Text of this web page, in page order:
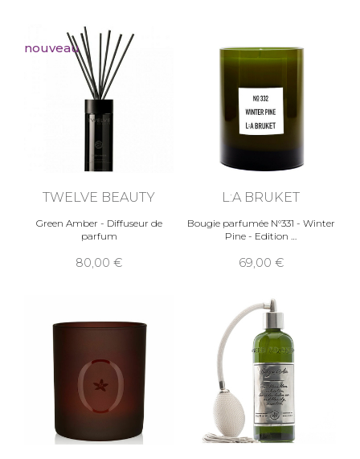
nouveau
TWELVE BEAUTY
Green Amber - Diffuseur de
parfum
80,00
L:A BRUKET
Bougie parfumée N°331 - Winter
Pine - Edition
69,00